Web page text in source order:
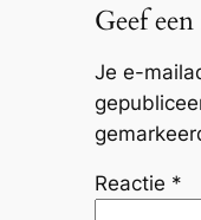
Geef
Je e-
Reactie *